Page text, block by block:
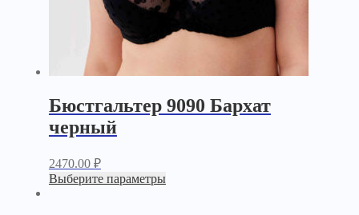
Бюстгальтер 9090 Бархат
черный
2470.00 ₽
Выберите параметры